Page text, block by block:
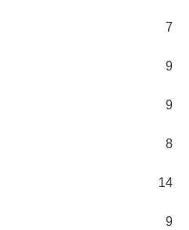
7
9
9
8
14
9